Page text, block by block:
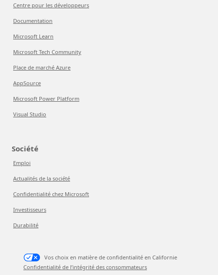
Centre pour les développeurs
Documentation
Microsoft Learn
Microsoft Tech Community
Place de marché Azure
AppSource
Microsoft Power Platform
Visual Studio
Société
Emploi
Actualités de la société
Confidentialité chez Microsoft
Investisseurs
Durabilité
Vos choix en matière de confidentialité en Californie
Confidentialité de l’intégrité des consommateurs